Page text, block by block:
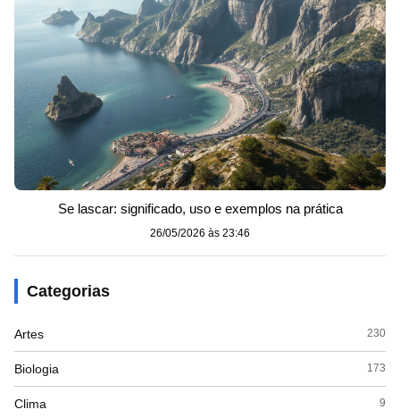
Se lascar: significado, uso e exemplos na prática
26/05/2026 às 23:46
Categorias
Artes 230
Biologia 173
Clima 9